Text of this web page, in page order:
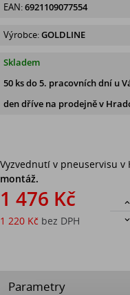
EAN:6921109077554
Výrobce:GOLDLINE
Skladem
50 ksdo 5. pracovních dní u
den dříve na prodejněv
Vyzvednutí v pneuservisu v
montáž.
1 476 Kč
1 220 Kč bez DPH


Parametry